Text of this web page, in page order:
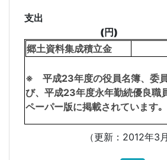
支出
(円)
郷土資料集成積立金
※ 平成23年度の役員名簿、委
び、平成23年度永年勤続優良職
ペーパー版に掲載されています｡
（更新：2012年3